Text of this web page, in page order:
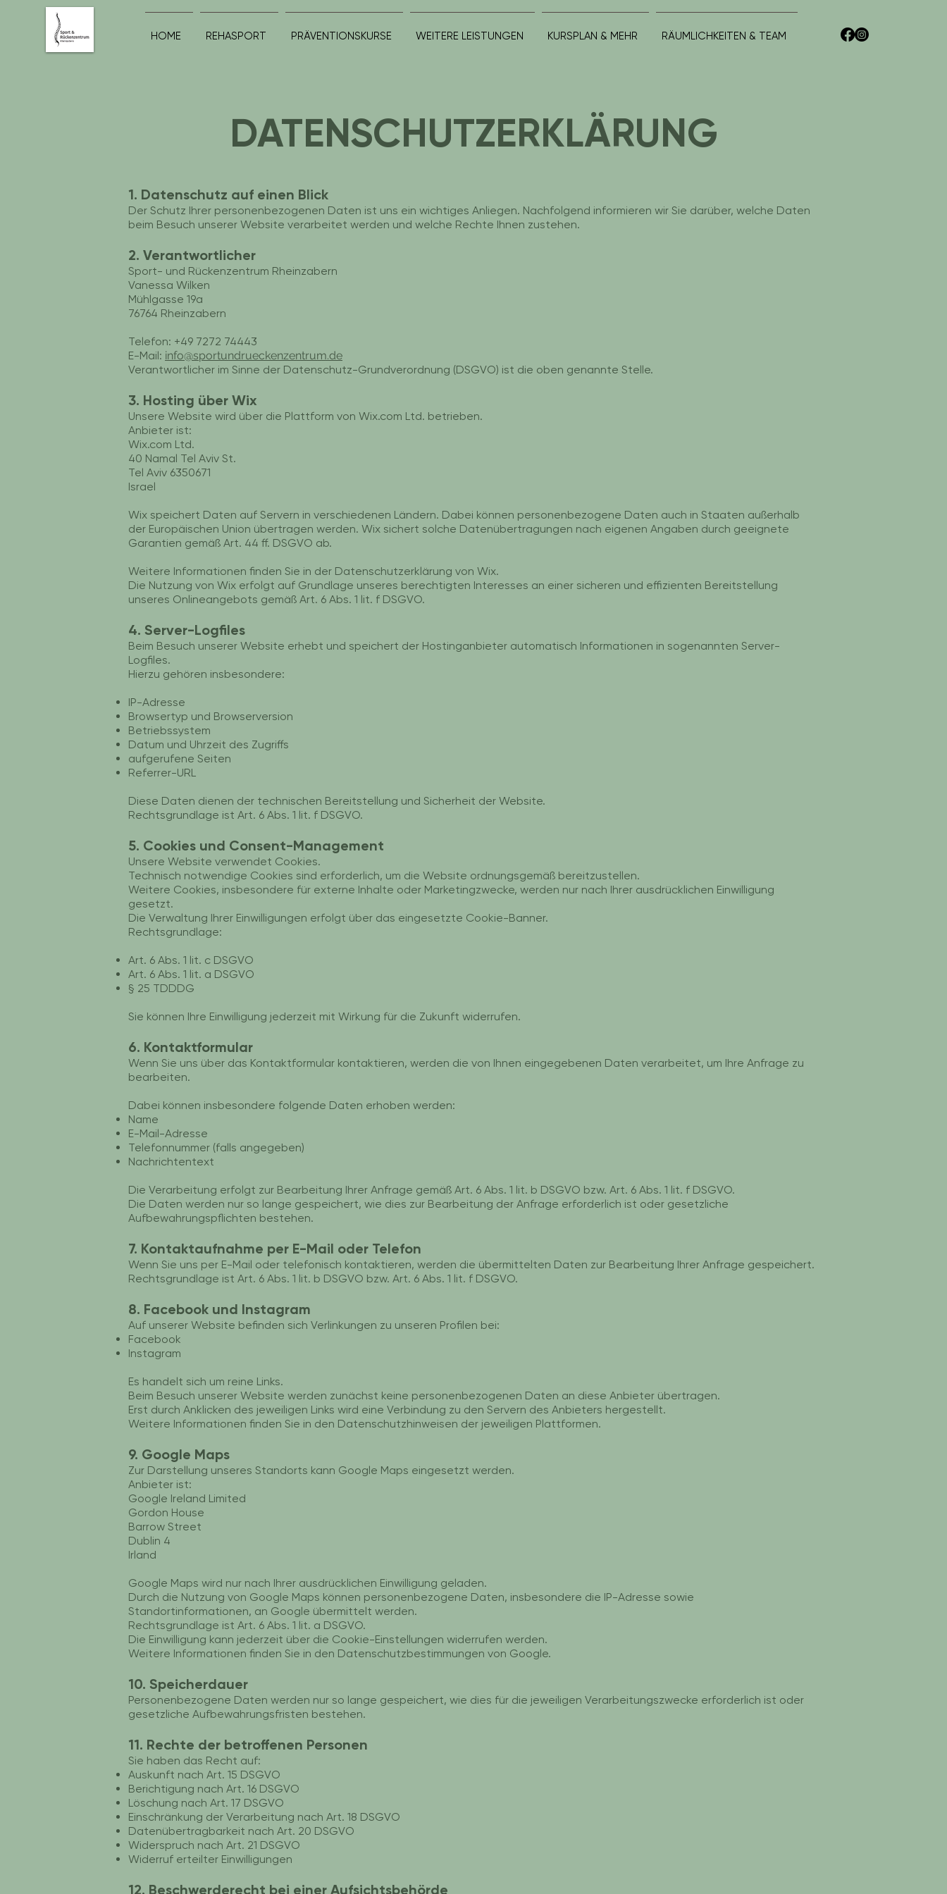
HOME REHASPORT PRÄVENTIONSKURSE WEITERE LEISTUNGEN KURSPLAN & MEHR RÄUMLICHKEITEN & TEAM
DATENSCHUTZERKLÄRUNG
1. Datenschutz auf einen Blick
Der Schutz Ihrer personenbezogenen Daten ist uns ein wichtiges Anliegen. Nachfolgend informieren wir Sie darüber, welche Daten
beim Besuch unserer Website verarbeitet werden und welche Rechte Ihnen zustehen.
2. Verantwortlicher
Sport- und Rückenzentrum Rheinzabern
Vanessa Wilken
Mühlgasse 19a
76764 Rheinzabern
Telefon: +49 7272 74443
E-Mail: info@sportundrueckenzentrum.de
Verantwortlicher im Sinne der Datenschutz-Grundverordnung (DSGVO) ist die oben genannte Stelle.
3. Hosting über Wix
Unsere Website wird über die Plattform von Wix.com Ltd. betrieben.
Anbieter ist:
Wix.com Ltd.
40 Namal Tel Aviv St.
Tel Aviv 6350671
Israel
Wix speichert Daten auf Servern in verschiedenen Ländern. Dabei können personenbezogene Daten auch in Staaten außerhalb
der Europäischen Union übertragen werden. Wix sichert solche Datenübertragungen nach eigenen Angaben durch geeignete
Garantien gemäß Art. 44 ff. DSGVO ab.
Weitere Informationen finden Sie in der Datenschutzerklärung von Wix.
Die Nutzung von Wix erfolgt auf Grundlage unseres berechtigten Interesses an einer sicheren und effizienten Bereitstellung
unseres Onlineangebots gemäß Art. 6 Abs. 1 lit. f DSGVO.
4. Server-Logfiles
Beim Besuch unserer Website erhebt und speichert der Hostinganbieter automatisch Informationen in sogenannten Server-
Logfiles.
Hierzu gehören insbesondere:
IP-Adresse
Browsertyp und Browserversion
Betriebssystem
Datum und Uhrzeit des Zugriffs
aufgerufene Seiten
Referrer-URL
Diese Daten dienen der technischen Bereitstellung und Sicherheit der Website.
Rechtsgrundlage ist Art. 6 Abs. 1 lit. f DSGVO.
5. Cookies und Consent-Management
Unsere Website verwendet Cookies.
Technisch notwendige Cookies sind erforderlich, um die Website ordnungsgemäß bereitzustellen.
Weitere Cookies, insbesondere für externe Inhalte oder Marketingzwecke, werden nur nach Ihrer ausdrücklichen Einwilligung
gesetzt.
Die Verwaltung Ihrer Einwilligungen erfolgt über das eingesetzte Cookie-Banner.
Rechtsgrundlage:
Art. 6 Abs. 1 lit. c DSGVO
Art. 6 Abs. 1 lit. a DSGVO
§ 25 TDDDG
Sie können Ihre Einwilligung jederzeit mit Wirkung für die Zukunft widerrufen.
6. Kontaktformular
Wenn Sie uns über das Kontaktformular kontaktieren, werden die von Ihnen eingegebenen Daten verarbeitet, um Ihre Anfrage zu
bearbeiten.
Dabei können insbesondere folgende Daten erhoben werden:
Name
E-Mail-Adresse
Telefonnummer (falls angegeben)
Nachrichtentext
Die Verarbeitung erfolgt zur Bearbeitung Ihrer Anfrage gemäß Art. 6 Abs. 1 lit. b DSGVO bzw. Art. 6 Abs. 1 lit. f DSGVO.
Die Daten werden nur so lange gespeichert, wie dies zur Bearbeitung der Anfrage erforderlich ist oder gesetzliche
Aufbewahrungspflichten bestehen.
7. Kontaktaufnahme per E-Mail oder Telefon
Wenn Sie uns per E-Mail oder telefonisch kontaktieren, werden die übermittelten Daten zur Bearbeitung Ihrer Anfrage gespeichert.
Rechtsgrundlage ist Art. 6 Abs. 1 lit. b DSGVO bzw. Art. 6 Abs. 1 lit. f DSGVO.
8. Facebook und Instagram
Auf unserer Website befinden sich Verlinkungen zu unseren Profilen bei:
Facebook
Instagram
Es handelt sich um reine Links.
Beim Besuch unserer Website werden zunächst keine personenbezogenen Daten an diese Anbieter übertragen.
Erst durch Anklicken des jeweiligen Links wird eine Verbindung zu den Servern des Anbieters hergestellt.
Weitere Informationen finden Sie in den Datenschutzhinweisen der jeweiligen Plattformen.
9. Google Maps
Zur Darstellung unseres Standorts kann Google Maps eingesetzt werden.
Anbieter ist:
Google Ireland Limited
Gordon House
Barrow Street
Dublin 4
Irland
Google Maps wird nur nach Ihrer ausdrücklichen Einwilligung geladen.
Durch die Nutzung von Google Maps können personenbezogene Daten, insbesondere die IP-Adresse sowie
Standortinformationen, an Google übermittelt werden.
Rechtsgrundlage ist Art. 6 Abs. 1 lit. a DSGVO.
Die Einwilligung kann jederzeit über die Cookie-Einstellungen widerrufen werden.
Weitere Informationen finden Sie in den Datenschutzbestimmungen von Google.
10. Speicherdauer
Personenbezogene Daten werden nur so lange gespeichert, wie dies für die jeweiligen Verarbeitungszwecke erforderlich ist oder
gesetzliche Aufbewahrungsfristen bestehen.
11. Rechte der betroffenen Personen
Sie haben das Recht auf:
Auskunft nach Art. 15 DSGVO
Berichtigung nach Art. 16 DSGVO
Löschung nach Art. 17 DSGVO
Einschränkung der Verarbeitung nach Art. 18 DSGVO
Datenübertragbarkeit nach Art. 20 DSGVO
Widerspruch nach Art. 21 DSGVO
Widerruf erteilter Einwilligungen
12. Beschwerderecht bei einer Aufsichtsbehörde